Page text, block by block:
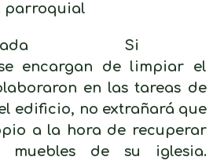
parroquial
Si
encargan de limpiar el
en las tareas de
edificio, no extrañará que
a la hora de recuperar
muebles de su iglesia.